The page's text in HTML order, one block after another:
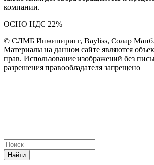
компании.
ОСНО НДС 22%
© СЛМБ Инжиниринг, Bayliss, Солар
Материалы на данном сайте являются
прав. Использование изображений без
разрешения правообладателя запрещено
Найти